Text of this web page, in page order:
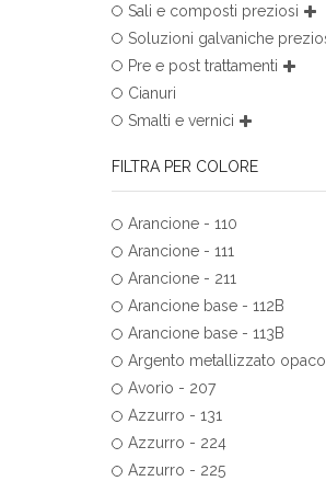
Sali e composti preziosi
Soluzioni galvaniche
Pre e post trattamenti
Cianuri
Smalti e vernici
FILTRA PER COLORE
Arancione - 110
Arancione - 111
Arancione - 211
Arancione base - 112B
Arancione base - 113B
Argento metallizzato
Avorio - 207
Azzurro - 131
Azzurro - 224
Azzurro - 225